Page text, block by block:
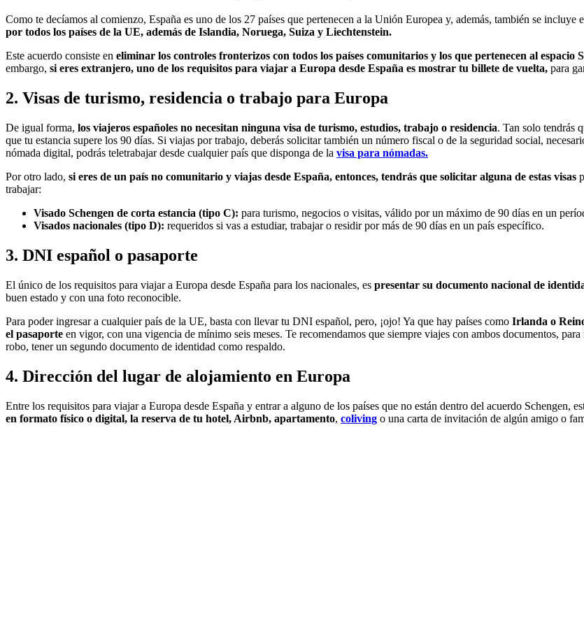
Como te decíamos al comienzo, España es uno de los 27 países que pertenecen a la Unión Europea y, además, también se incluye
por todos los países de la UE, además de Islandia, Noruega, Suiza y Liechtenstein.
Este acuerdo consiste en eliminar los controles fronterizos con todos los países comunitarios y los que pertenecen al espacio
embargo, si eres extranjero, uno de los requisitos para viajar a Europa desde España es mostrar tu billete de vuelta, para
2. Visas de turismo, residencia o trabajo para Europa
De igual forma, los viajeros españoles no necesitan ninguna visa de turismo, estudios, trabajo o residencia. Tan solo tendrás
que tu estancia supere los 90 días. Si viajas por trabajo, deberás solicitar también un número fiscal o de la seguridad social,
nómada digital, podrás teletrabajar desde cualquier país que disponga de la visa para nómadas.
Por otro lado, si eres de un país no comunitario y viajas desde España, entonces, tendrás que solicitar alguna de estas visas
trabajar:
Visado Schengen de corta estancia (tipo C): para turismo, negocios o visitas, válido por un máximo de 90 días en un
Visados nacionales (tipo D): requeridos si vas a estudiar, trabajar o residir por más de 90 días en un país específico.
3. DNI español o pasaporte
El único de los requisitos para viajar a Europa desde España para los nacionales, es presentar su documento nacional de
buen estado y con una foto reconocible.
Para poder ingresar a cualquier país de la UE, basta con llevar tu DNI español, pero, ¡ojo! Ya que hay países como Irlanda o
el pasaporte en vigor, con una vigencia de mínimo seis meses. Te recomendamos que siempre viajes con ambos documentos,
robo, tener un segundo documento de identidad como respaldo.
4. Dirección del lugar de alojamiento en Europa
Entre los requisitos para viajar a Europa desde España y entrar a alguno de los países que no están dentro del acuerdo Schengen,
en formato físico o digital, la reserva de tu hotel, Airbnb, apartamento, coliving o una carta de invitación de algún amigo o